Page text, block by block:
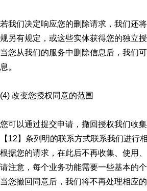
若我们决定响应您的删除请求，我们还
规另有规定，或这些实体获得您的独立授
当您从我们的服务中删除信息后，我们
息。
(4) 改变您授权同意的范围
您可以通过提交申请，撤回授权我们收
【12】条列明的联系方式联系我们进
根据您的请求，在此后不再收集、使用
请注意，每个业务功能需要一些基本的
当您撤回同意后，我们将不再处理相应